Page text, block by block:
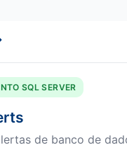
SQL SERVER
de banco de